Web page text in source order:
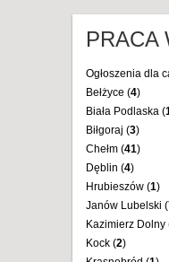
PRACA
Ogłoszenia dla
Bełżyce (4)
Biała Podlaska (
Biłgoraj (3)
Chełm (41)
Dęblin (4)
Hrubieszów (1)
Janów Lubelski (
Kazimierz Dolny
Kock (2)